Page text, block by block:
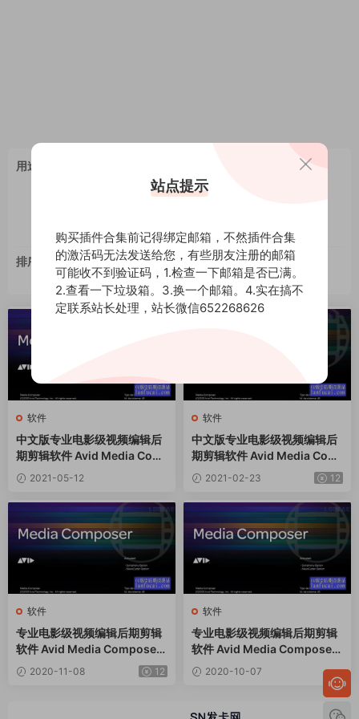
用途
Blackmagic Design
Luminar Neo
动画制作
手机软件
视频制作 音频软件
排序 最新 更新 推荐 下载 浏览
点赞
评论
随机
软件
中文版专业电影级视频编辑后
期剪辑软件 Avid Media Com
poser 2021.5.0 Win
2021-05-12
软件
中文版专业电影级视频编辑后
期剪辑软件 Avid Media Com
poser 2021.20 Win
2021-02-23 12
软件
专业电影级视频编辑后期剪辑
软件 Avid Media Composer
2020.10 Win中文破解版
2020-11-08 12
软件
专业电影级视频编辑后期剪辑
软件 Avid Media Composer
2020.9 Win中文破解版
2020-10-07
站点提示
购买插件合集前记得绑定邮箱，不然插件合集
的激活码无法发送给您，有些朋友注册的邮箱
可能收不到验证码，1.检查一下邮箱是否已满。
2.查看一下垃圾箱。3.换一个邮箱。4.实在搞不
定联系站长处理，站长微信652268626